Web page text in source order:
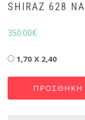
SHIRAZ 628
350.00€
1,70 X 2,40
ΠΡΟΣΘΉΚΗ